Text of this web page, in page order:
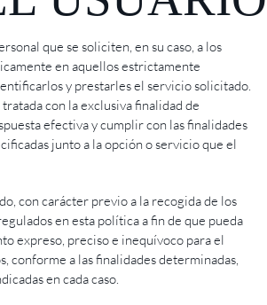
que se soliciten, en su caso, a los
en aquellos estrictamente
y prestarles el servicio solicitado.
con la exclusiva finalidad de
efectiva y cumplir con las finalidades
junto a la opción o servicio que el
con carácter previo a la recogida de los
en esta política a fin de que pueda
expreso, preciso e inequívoco para el
conforme a las finalidades determinadas,
en cada caso.